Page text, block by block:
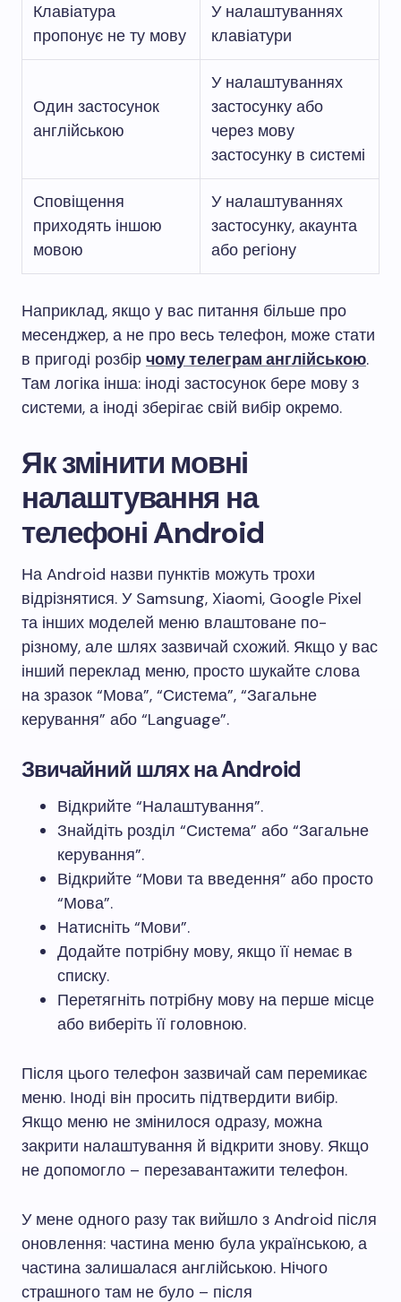
Клавіатура
пропонує не ту мову
У налаштуваннях
клавіатури
Один застосунок
англійською
У налаштуваннях
застосунку або
через мову
застосунку в системі
Сповіщення
приходять іншою
мовою
У налаштуваннях
застосунку, акаунта
або регіону
Наприклад, якщо у вас питання більше про
месенджер, а не про весь телефон, може стати
в пригоді розбір чому телеграм англійською.
Там логіка інша: іноді застосунок бере мову з
системи, а іноді зберігає свій вибір окремо.
Як змінити мовні
налаштування на
телефоні Android
На Android назви пунктів можуть трохи
відрізнятися. У Samsung, Xiaomi, Google Pixel
та інших моделей меню влаштоване по-
різному, але шлях зазвичай схожий. Якщо у вас
інший переклад меню, просто шукайте слова
на зразок “Мова”, “Система”, “Загальне
керування” або “Language”.
Звичайний шлях на Android
Відкрийте “Налаштування”.
Знайдіть розділ “Система” або “Загальне
керування”.
Відкрийте “Мови та введення” або просто
“Мова”.
Натисніть “Мови”.
Додайте потрібну мову, якщо її немає в
списку.
Перетягніть потрібну мову на перше місце
або виберіть її головною.
Після цього телефон зазвичай сам перемикає
меню. Іноді він просить підтвердити вибір.
Якщо меню не змінилося одразу, можна
закрити налаштування й відкрити знову. Якщо
не допомогло – перезавантажити телефон.
У мене одного разу так вийшло з Android після
оновлення: частина меню була українською, а
частина залишалася англійською. Нічого
страшного там не було – після